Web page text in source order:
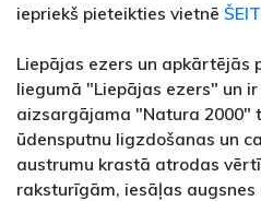
iepriekš pieteikties vietnē ŠEIT
Liepājas ezers un apkārtējās
liegumā "Liepājas ezers" un
aizsargājama "Natura 2000"
ūdensputnu ligzdošanas un
austrumu krastā atrodas
raksturīgām, iesāļas